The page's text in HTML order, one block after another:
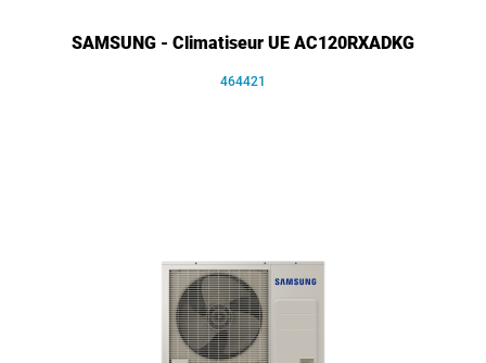
SAMSUNG - Climatiseur UE AC120RXADKG
464421